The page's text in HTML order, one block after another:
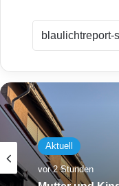
Aktuell
vor 2 Stunden